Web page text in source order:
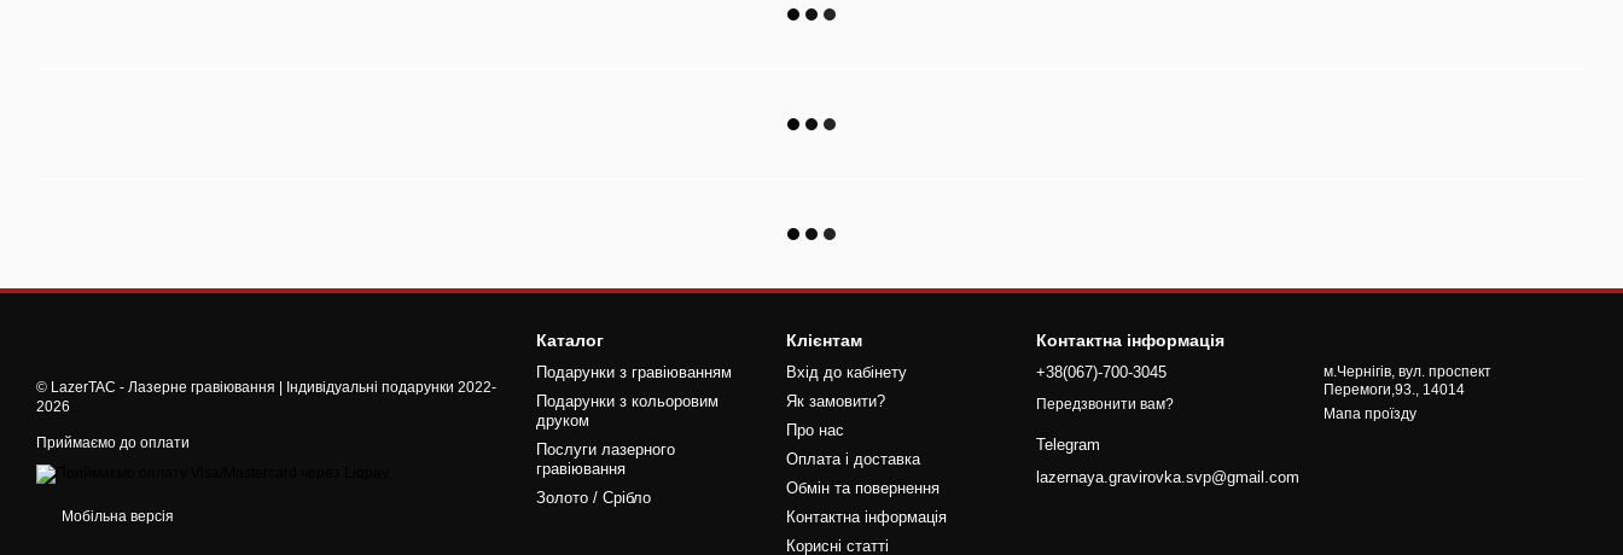
© LazerTAC - Лазерне гравіювання | Індивідуальні подарунки 2022-
2026
Приймаємо до оплати
Мобільна версія
Каталог
Подарунки з гравіюванням
Подарунки з кольоровим
друком
Послуги лазерного
гравіювання
Золото / Срібло
Клієнтам
Вхід до кабінету
Як замовити?
Про нас
Оплата і доставка
Обмін та повернення
Контактна інформація
Корисні статті
Контактна інформація
+38(067)-700-3045
Передзвонити вам?
Telegram
lazernaya.gravirovka.svp@gmail.com
м.Чернігів, вул. проспект
Перемоги,93., 14014
Мапа проїзду